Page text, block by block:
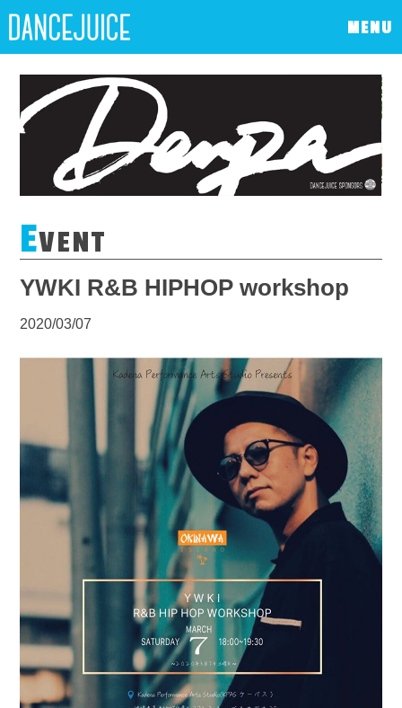
MENU
EVENT
YWKI R&B HIPHOP workshop
2020/03/07